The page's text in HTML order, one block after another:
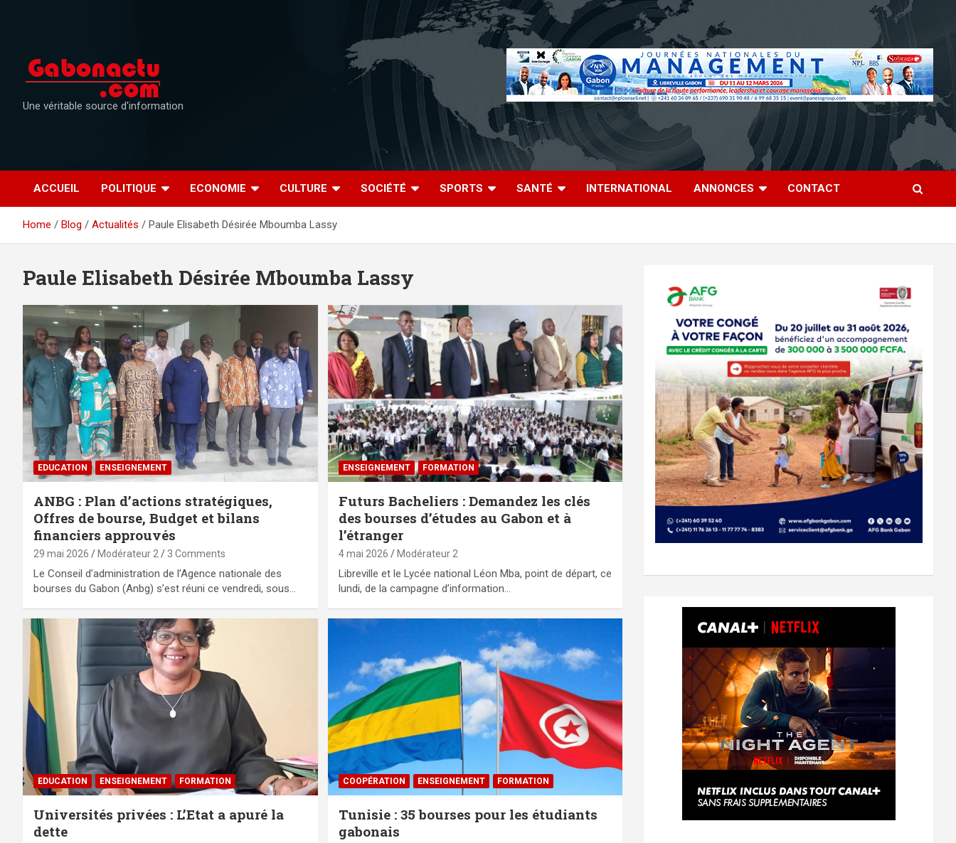
Une véritable source d'information
ACCUEIL POLITIQUE ECONOMIE CULTURE SOCIÉTÉ SPORTS SANTÉ INTERNATIONAL ANNONCES CONTACT
Home Blog Actualités Paule Elisabeth Désirée Mboumba Lassy
Paule Elisabeth Désirée Mboumba Lassy
EDUCATION ENSEIGNEMENT
ANBG : Plan d’actions stratégiques,
Offres de bourse, Budget et bilans
financiers approuvés
29 mai 2026 Modérateur 2 3 Comments
Le Conseil d’administration de l’Agence nationale des
bourses du Gabon (Anbg) s’est réuni ce vendredi, sous…
ENSEIGNEMENT FORMATION
Futurs Bacheliers : Demandez les clés
des bourses d’études au Gabon et à
l’étranger
4 mai 2026 Modérateur 2
Libreville et le Lycée national Léon Mba, point de départ, ce
lundi, de la campagne d’information…
EDUCATION ENSEIGNEMENT FORMATION
Universités privées : L’Etat a apuré la
dette
⁠COOPÉRATION ENSEIGNEMENT FORMATION
Tunisie : 35 bourses pour les étudiants
gabonais